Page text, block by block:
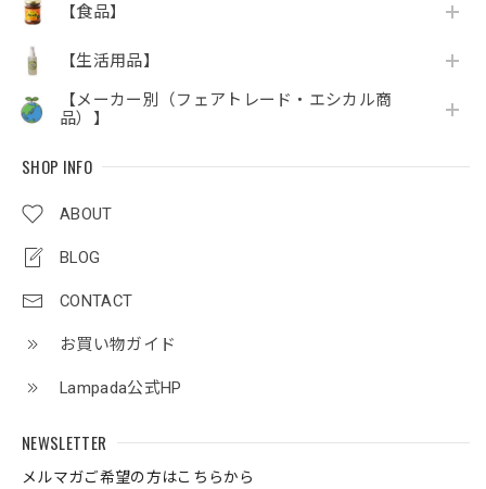
【食品】
【生活用品】
【メーカー別（フェアトレード・エシカル商
品）】
SHOP INFO
ABOUT
BLOG
CONTACT
お買い物ガイド
Lampada公式HP
NEWSLETTER
メルマガご希望の方はこちらから